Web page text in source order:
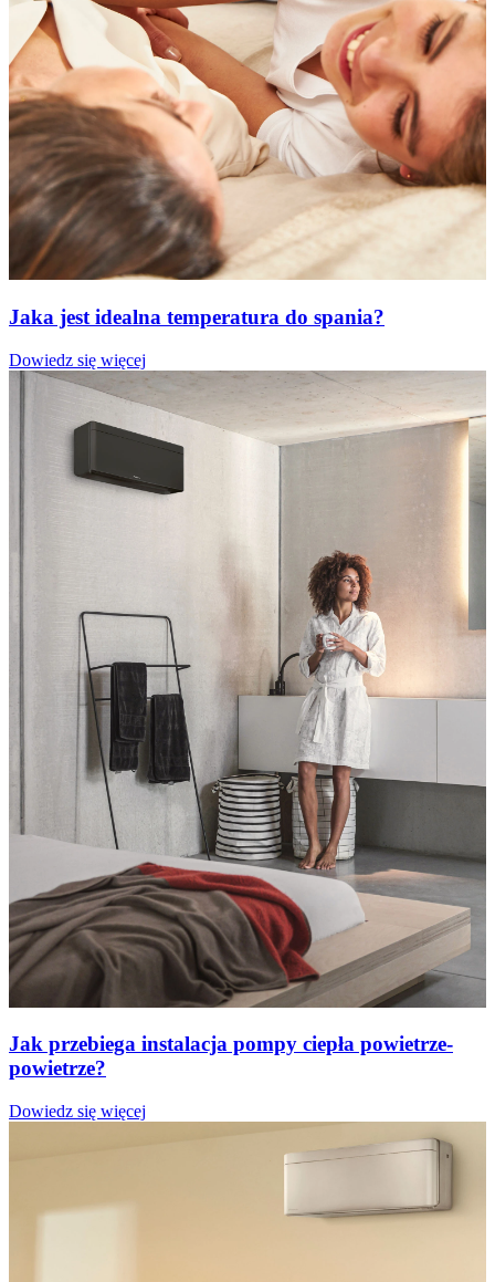
Jaka jest idealna temperatura do spania?
Dowiedz się więcej
Jak przebiega instalacja pompy ciepła powietrze-
powietrze?
Dowiedz się więcej